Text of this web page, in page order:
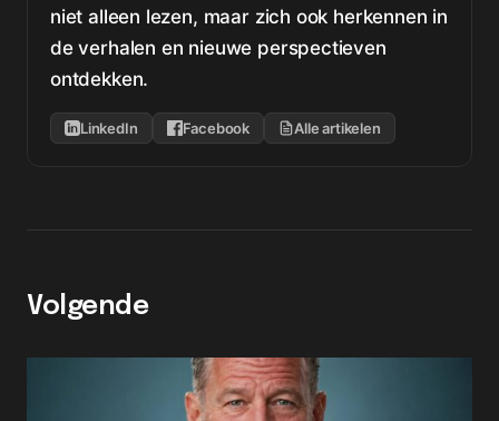
niet alleen lezen, maar zich ook herkennen in
de verhalen en nieuwe perspectieven
ontdekken.
LinkedIn Facebook Alle artikelen
Volgende